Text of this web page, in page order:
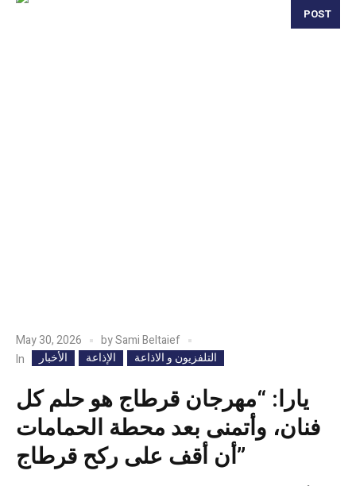
POST
May 30, 2026 bySami Beltaief
In
الأخبار الإذاعة التلفزيون و الاذاعة
يارا: “مهرجان قرطاج هو حلم كل
فنان، وأتمنى بعد محطة الحمامات
أن أقف على ركح قرطاج”